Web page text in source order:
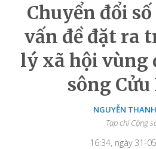
Chuyển đổi
vấn đề đặt ra
lý xã hội vùng
sông
NGUYỄN
Tạp chí Cộng
16:34, ngày 31-